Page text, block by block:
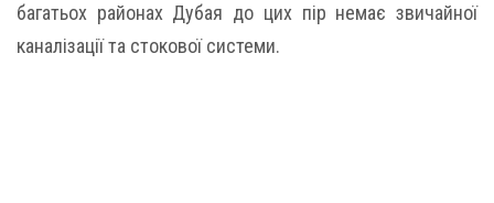
багатьох районах Дубая до цих пір немає звичайної
каналізації та стокової системи.